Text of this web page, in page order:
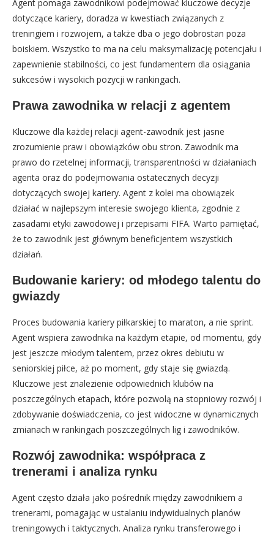
Agent pomaga zawodnikowi podejmować kluczowe decyzje
dotyczące kariery, doradza w kwestiach związanych z
treningiem i rozwojem, a także dba o jego dobrostan poza
boiskiem. Wszystko to ma na celu maksymalizację potencjału i
zapewnienie stabilności, co jest fundamentem dla osiągania
sukcesów i wysokich pozycji w rankingach.
Prawa zawodnika w relacji z agentem
Kluczowe dla każdej relacji agent-zawodnik jest jasne
zrozumienie praw i obowiązków obu stron. Zawodnik ma
prawo do rzetelnej informacji, transparentności w działaniach
agenta oraz do podejmowania ostatecznych decyzji
dotyczących swojej kariery. Agent z kolei ma obowiązek
działać w najlepszym interesie swojego klienta, zgodnie z
zasadami etyki zawodowej i przepisami FIFA. Warto pamiętać,
że to zawodnik jest głównym beneficjentem wszystkich
działań.
Budowanie kariery: od młodego talentu do
gwiazdy
Proces budowania kariery piłkarskiej to maraton, a nie sprint.
Agent wspiera zawodnika na każdym etapie, od momentu, gdy
jest jeszcze młodym talentem, przez okres debiutu w
seniorskiej piłce, aż po moment, gdy staje się gwiazdą.
Kluczowe jest znalezienie odpowiednich klubów na
poszczególnych etapach, które pozwolą na stopniowy rozwój i
zdobywanie doświadczenia, co jest widoczne w dynamicznych
zmianach w rankingach poszczególnych lig i zawodników.
Rozwój zawodnika: współpraca z
trenerami i analiza rynku
Agent często działa jako pośrednik między zawodnikiem a
trenerami, pomagając w ustalaniu indywidualnych planów
treningowych i taktycznych. Analiza rynku transferowego i